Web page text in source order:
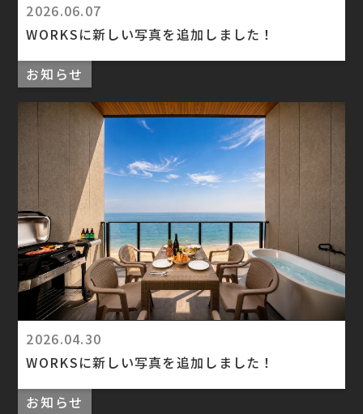
2026.06.07
WORKSに新しい写真を追加しました！
お知らせ
2026.04.30
WORKSに新しい写真を追加しました！
お知らせ